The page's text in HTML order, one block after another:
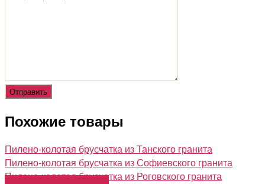
Похожие товары
Пилено-колотая брусчатка из Танского гранита
Пилено-колотая брусчатка из Софиевского гранита
Пилено-колотая брусчатка из Роговского гранита